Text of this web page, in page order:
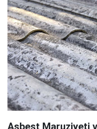
Asbest Maruziyeti